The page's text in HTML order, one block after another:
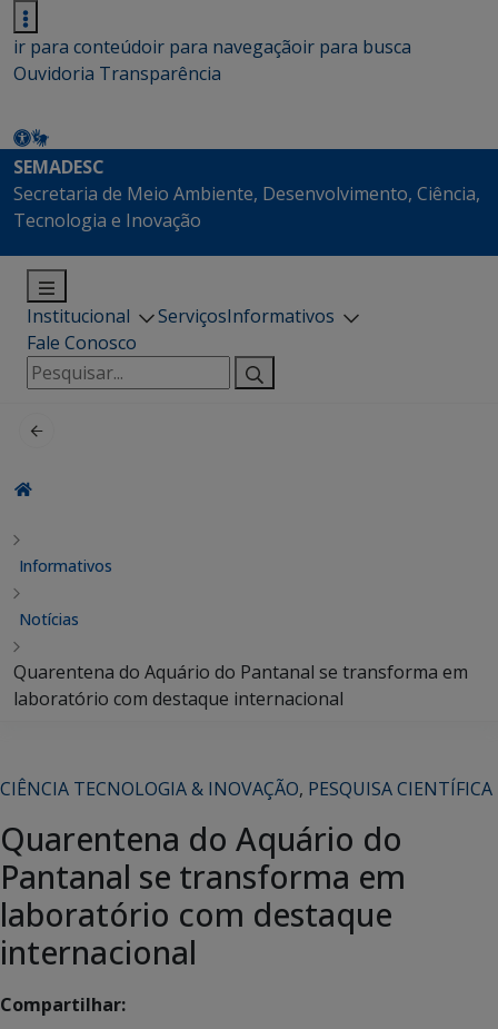
ir para conteúdoir para navegaçãoir para busca
Ouvidoria Transparência
SEMADESC
Secretaria de Meio Ambiente, Desenvolvimento, Ciência,
Tecnologia e Inovação
Institucional ServiçosInformativos
Fale Conosco
Pesquisar
por:
Informativos
Notícias
Quarentena do Aquário do Pantanal se transforma em
laboratório com destaque internacional
CIÊNCIA TECNOLOGIA & INOVAÇÃO, PESQUISA CIENTÍFICA
Quarentena do Aquário do
Pantanal se transforma em
laboratório com destaque
internacional
Compartilhar: